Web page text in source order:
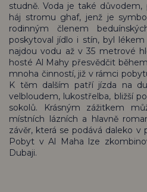
studně. Voda je také důvodem,
háj stromu ghaf, jenž je
rodinným členem
poskytoval jídlo i stín, byl
najdou vodu až v 35 metrové
hosté Al Mahy přesvědčit
mnoha činností, již v rámci
K těm dalším patří jízda na
velbloudem, lukostřelba, bližší
sokolů. Krásným zážitkem
místních lázních a hlavně
závěr, která se podává daleko v
Pobyt v Al Maha lze
Dubaji.